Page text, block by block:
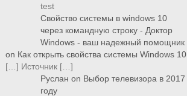
test
Свойство системы в windows 10
через командную строку - Доктор
Windows - ваш надежный помощник
on Как открыть свойства системы Windows 10
[…] Источник […]
Руслан on Выбор телевизора в 2017
году